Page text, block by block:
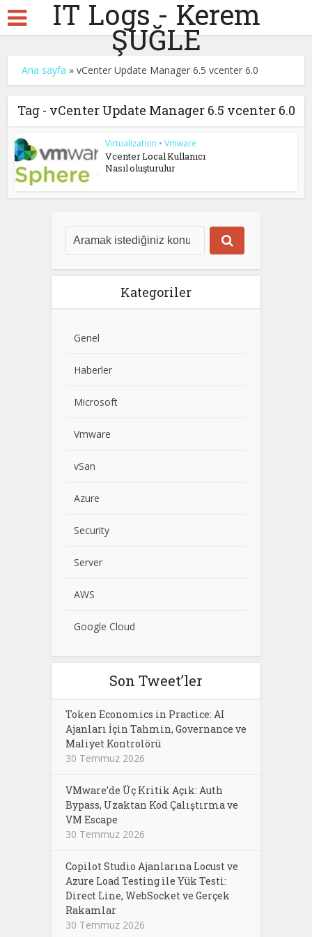
IT Logs - Kerem
ŞUĞLE
Ana sayfa »vCenter Update Manager 6.5 vcenter 6.0
Tag - vCenter Update Manager 6.5 vcenter 6.0
Virtualization • Vmware
Vcenter Local Kullanıcı
Nasıl oluşturulur
Kategoriler
Genel
Haberler
Microsoft
Vmware
vSan
Azure
Security
Server
AWS
Google Cloud
Son Tweet’ler
Token Economics in Practice: AI
Ajanları İçin Tahmin, Governance ve
Maliyet Kontrolörü
30 Temmuz 2026
VMware’de Üç Kritik Açık: Auth
Bypass, Uzaktan Kod Çalıştırma ve
VM Escape
30 Temmuz 2026
Copilot Studio Ajanlarına Locust ve
Azure Load Testing ile Yük Testi:
Direct Line, WebSocket ve Gerçek
Rakamlar
30 Temmuz 2026